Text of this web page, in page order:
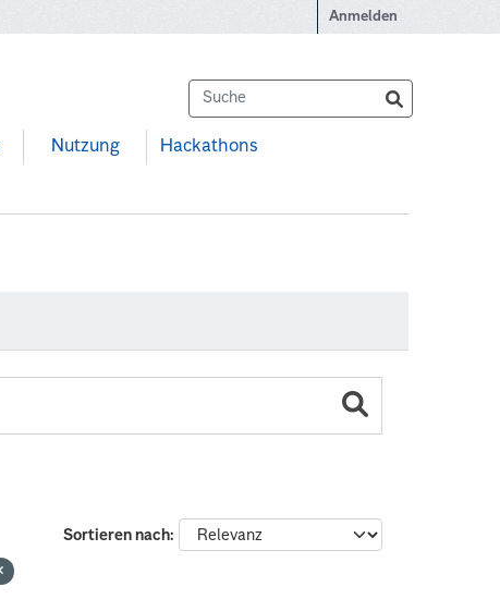
Anmelden
Nutzung Hackathons
Sortieren nach